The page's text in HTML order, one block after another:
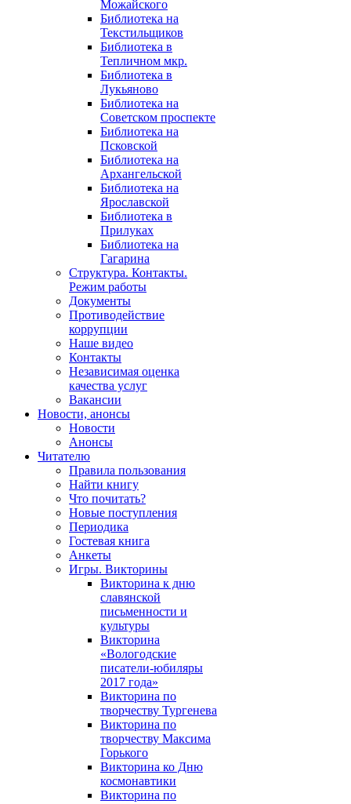
Можайского
Библиотека на
Текстильщиков
Библиотека в
Тепличном мкр.
Библиотека в
Лукьяново
Библиотека на
Советском проспекте
Библиотека на
Псковской
Библиотека на
Архангельской
Библиотека на
Ярославской
Библиотека в
Прилуках
Библиотека на
Гагарина
Структура. Контакты.
Режим работы
Документы
Противодействие
коррупции
Наше видео
Контакты
Независимая оценка
качества услуг
Вакансии
Новости, анонсы
Новости
Анонсы
Читателю
Правила пользования
Найти книгу
Что почитать?
Новые поступления
Периодика
Гостевая книга
Анкеты
Игры. Викторины
Викторина к дню
славянской
письменности и
культуры
Викторина
«Вологодские
писатели-юбиляры
2017 года»
Викторина по
творчеству Тургенева
Викторина по
творчеству Максима
Горького
Викторина ко Дню
космонавтики
Викторина по